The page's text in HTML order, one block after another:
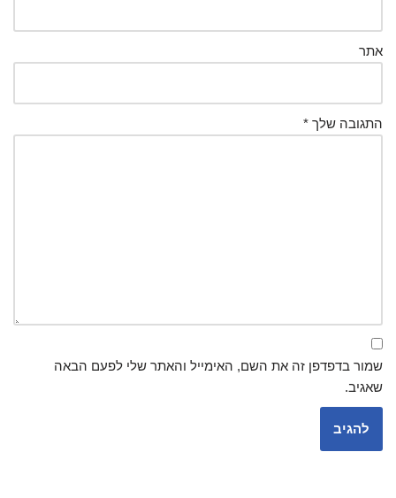
אתר
התגובה שלך *
שמור בדפדפן זה את השם, האימייל והאתר שלי לפעם הבאה
שאגיב.